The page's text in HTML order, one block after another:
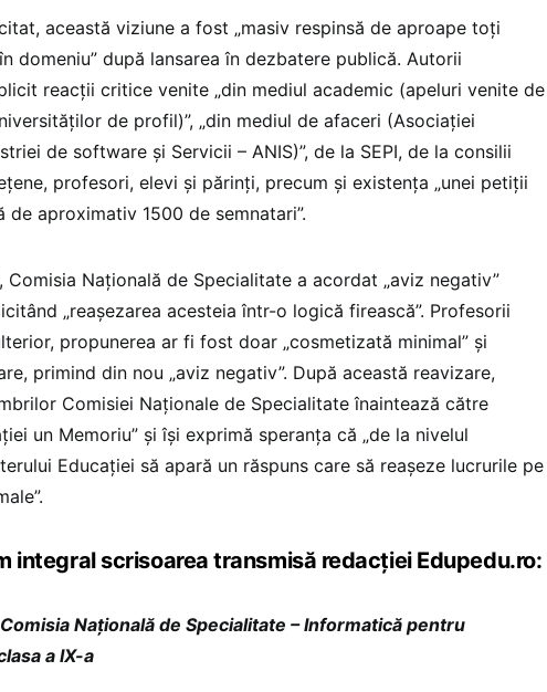
această viziune a fost „masiv respinsă de aproape toți
domeniu” după lansarea în dezbatere publică. Autorii
reacții critice venite „din mediul academic (apeluri venite de
de profil)”, „din mediul de afaceri (Asociației
de software și Servicii – ANIS)”, de la SEPI, de la consilii
profesori, elevi și părinți, precum și existența „unei petiții
de aproximativ 1500 de semnatari”.
Comisia Națională de Specialitate a acordat „aviz negativ”
„reașezarea acesteia într-o logică firească”. Profesorii
propunerea ar fi fost doar „cosmetizată minimal” și
primind din nou „aviz negativ”. După această reavizare,
Comisiei Naționale de Specialitate înaintează către
un Memoriu” și își exprimă speranța că „de la nivelul
Educației să apară un răspuns care să reașeze lucrurile pe
integral scrisoarea transmisă redacției Edupedu.ro:
Națională de Specialitate – Informatică pentru
a IX-a